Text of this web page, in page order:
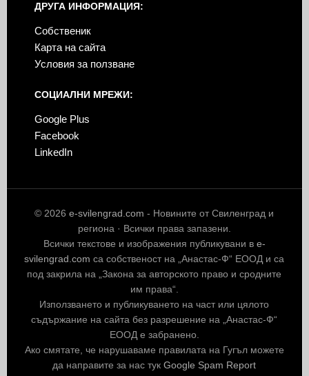
ДРУГА ИНФОРМАЦИЯ:
Собственик
Карта на сайта
Условия за ползване
СОЦИАЛНИ МРЕЖИ:
Google Plus
Facebook
LinkedIn
© 2026e-svilengrad.com - Новините от Свиленград и
региона · Всички права запазени.
Всички текстове и изображения публикувани в e-
svilengrad.com са собственост на „Анастас-Ф“ ЕООД и са
под закрила на „Закона за авторското право и сродните
им права“.
Използването и публикуването на част или цялото
съдържание на сайта без разрешение на „Анастас-Ф“
ЕООД е забранено.
Ако смятате, че нарушаваме правилата на Гугъл можете
да направите за нас тукGoogle Spam Report